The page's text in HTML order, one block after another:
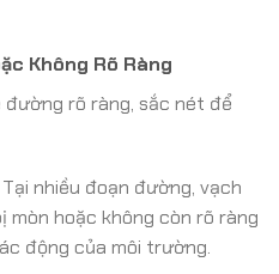
Không Rõ Ràng
đường rõ ràng, sắc nét để
Tại nhiều đoạn đường, vạch
hoặc không còn rõ ràng
động của môi trường.